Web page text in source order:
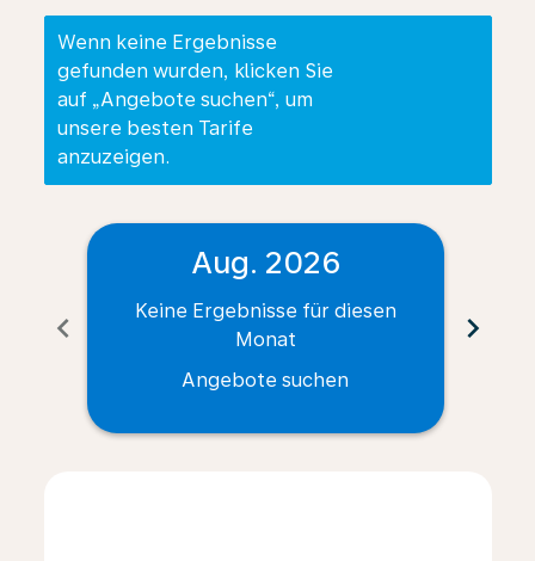
Wenn keine Ergebnisse
gefunden wurden, klicken Sie
auf „Angebote suchen“, um
unsere besten Tarife
anzuzeigen.
chevron_left
Aug. 2026
Keine Ergebnisse für diesen
Monat
Angebote suchen
chevron_right